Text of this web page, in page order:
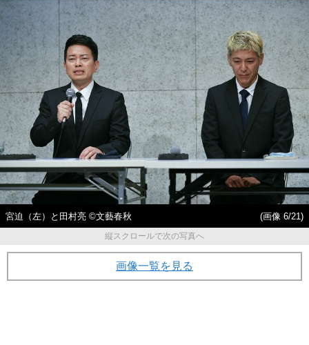
宮迫（左）と田村亮 ©文藝春秋
(画像 6/21)
縦スクロールで次の写真へ
画像一覧を見る